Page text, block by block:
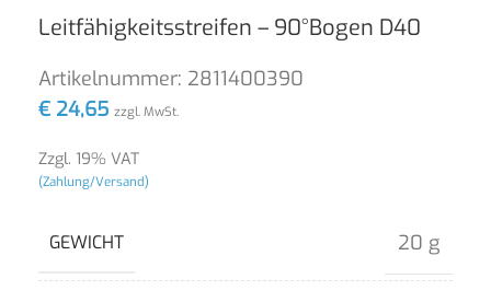
Leitfähigkeitsstreifen – 90°Bogen D40
Artikelnummer: 2811400390
€ 24,65 zzgl. MwSt.
Zzgl. 19% VAT
(Zahlung/Versand)
GEWICHT 20 g